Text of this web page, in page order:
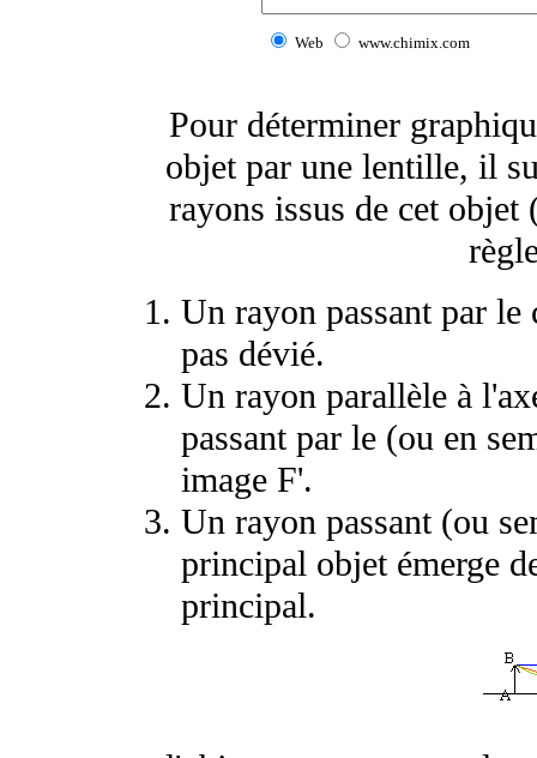
Web www.chimix.com
Pour déterminer
objet par une lentille, il
rayons issus de cet
Un rayon passant par
pas dévié.
Un rayon parallèle à
passant par le (ou en
image F'.
Un rayon passant (ou
principal objet émerge
principal.